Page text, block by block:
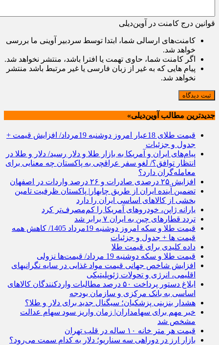
قوانین درج کامنت در آوین‌دیلی
کامنت‌های ارسالی شما، ابتدا توسط سردبیر آوینی ما بررسی
خواهد شد.
اگر کامنت شما، حاوی تهمت یا افترا باشد، منتشر نخواهد شد.
پیام هایی که به غیر از زبان فارسی یا غیر مرتبط باشد منتشر
نخواهد شد.
ثبت دیدگاه
جدیدترین مطالب آوین‌دیلی»
قیمت طلای 18عیار امروز دوشنبه 19مرداد/ افزایش قیمت +
جدول و جزئیات
پیام‌های ایران و آمریکا به بازار طلا و دلار رسید/ دلار و طلا در
انتظار توافق؟/ لغو سفر عراقچی به پاکستان چه معنایی برای
معامله‌گران دارد؟
افزایش ۲۵ درصدی صادرات و ۲۶ درصد واردات در اصفهان
تضمین آینده ایران از طریق چابهار| پاکستان ظرفیت تامین
بخشی از کالاهای اساسی ایران را دارد
یارانه ژاپن، خودروهای آمریکا را کم‌مصرف‌تر کرد
تردد قطارهای چین به ایران ۷ برابر شد
قیمت طلا و سکه امروز دوشنبه 19مرداد 1405/ کاهش همه
قیمت ها + جدول و جزئیات
داده کلیدی برای قیمت طلا
قیمت طلا و سکه دوشنبه 19 مرداد/ قیمت‌ها نزولی
افزایش شاخص جهانی قیمت مواد غذایی در سایه نگرانیهای
اقلیمی، انرژی و تحولات ژئوپلیتیکی
ابلاغ دستور پرداخت ۵۰ درصد مطالبات واردکنندگان کالاهای
اساسی به بانک مرکزی و سازمان بودجه
هشدار بنزینی پزشکیان؛ سیگنال جدید برای دلار و طلا؟
خبر مهم برای سهامداران| زمان واریز سود سهام عدالت
مشخص شد
قیمت هر متر خانه ۱۰ ساله در قلب تهران
بازار ارز در دوراهی سه سناریو؛ دلار به کدام سمت می‌رود؟